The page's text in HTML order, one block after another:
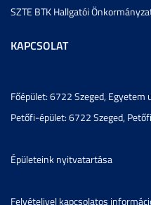
SZTE BTK Hallgatói
KAPCSOLAT
Főépület: 6722 Szeged, Egyetem
Petőfi-épület: 6722 Szeged,
Épületeink nyitvatartása
Felvételivel kapcsolatos